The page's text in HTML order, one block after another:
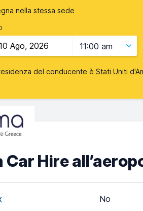
nella stessa sede
11:00 am
del conducente è Stati Uniti
Car Hire
No